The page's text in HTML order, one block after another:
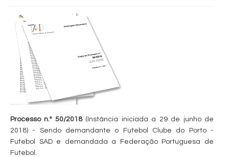
Processo n.º 50/2018(Instância iniciada a 29 de junho de
2018) - Sendo demandante o Futebol Clube do Porto -
Futebol SAD e demandada a Federação Portuguesa de
Futebol.